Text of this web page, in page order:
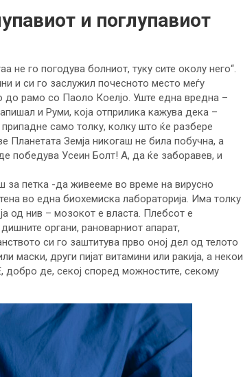
и поглупавиот
не го погодува болниот, туку сите околу него“.
и си го заслужил почесното место меѓу
до рамо со Паоло Коелјо. Уште една вредна –
и Руми, која отприлика кажува дека –
само толку, колку што ќе разбере
Планетата Земја никогаш не била побучна, а
победува Усеин Болт! А, да ќе заборавев, и
петка -да живееме во време на вирусно
во една биохемиска лабораторија. Има толку
од нив – мозокот е власта. Плебсот е
органи, рановарниот апарат,
си го заштитува прво оној дел од телото
маски, други пијат витамини или ракија, а некои
добро де, секој според можностите, секому